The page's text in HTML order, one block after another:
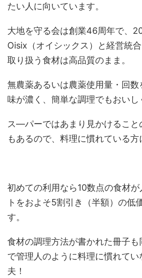
たい人に向いています。
大地を守る会は創業46周年で、
Oisix（オイシックス）と経営統合
取り扱う食材は高品質のまま。
無農薬あるいは農薬使用量・回
味が濃く、簡単な調理でもおいし
ス―パーではあまり見かけること
もあるので、料理に慣れている方
初めての利用なら10数点の食材
トをおよそ5割引き（半額）の低
す。
食材の調理方法が書かれた冊子
で管理人のように料理に慣れてい
夫！